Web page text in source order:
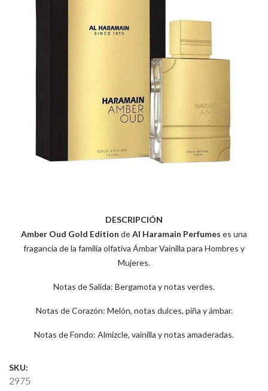
DESCRIPCIÓN
Amber Oud Gold Edition deAl Haramain Perfumes es una
fragancia de la familia olfativa Ámbar Vainilla para Hombres y
Mujeres.
Notas de Salida: Bergamota y notas verdes.
Notas de Corazón: Melón, notas dulces, piña y ámbar.
Notas de Fondo: Almizcle, vainilla y notas amaderadas.
SKU:
2975